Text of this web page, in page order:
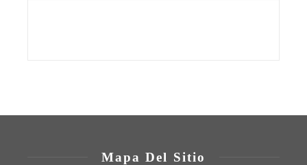
Mapa Del Sitio